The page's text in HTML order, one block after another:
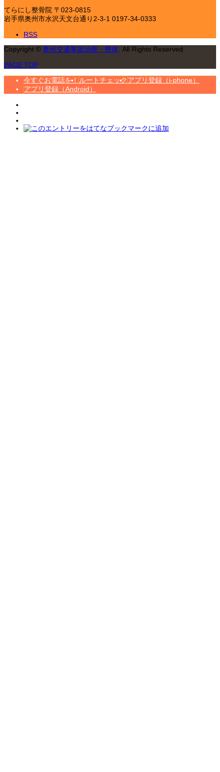
てらにし整骨院 〒023-0815
岩手県奥州市水沢天文台通り2-3-1 0197-34-0333
RSS
Copyright © 奥州交通事故治療・整体 . All Rights Reserved.
PAGE TOP
今すぐお電話を！ ルートチェック アプリ登録（i-phone）
アプリ登録（Android）